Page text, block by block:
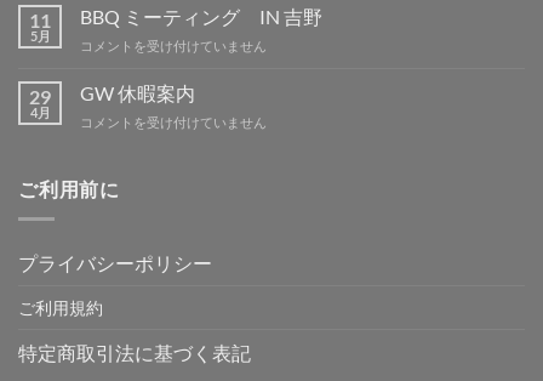
休
は
11
5月
BBQ ミーティング IN 吉野
BBQ
ー
ィ
IN
コメントを受け付けていません
29
4月
GW 休暇案内
GW
案
内
コメントを受け付けていません
ご利用前に
プライバシーポリシー
ご利用規約
特定商取引法に基づく表記